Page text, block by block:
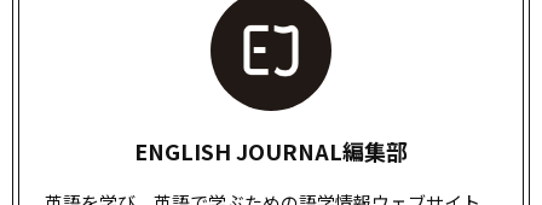
ENGLISH JOURNAL編集部